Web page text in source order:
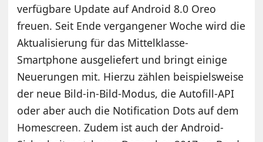
verfügbare Update auf Android 8.0 Oreo
freuen. Seit Ende vergangener Woche wird die
Aktualisierung für das Mittelklasse-
Smartphone ausgeliefert und bringt einige
Neuerungen mit. Hierzu zählen beispielsweise
der neue Bild-in-Bild-Modus, die Autofill-API
oder aber auch die Notification Dots auf dem
Homescreen. Zudem ist auch der Android-